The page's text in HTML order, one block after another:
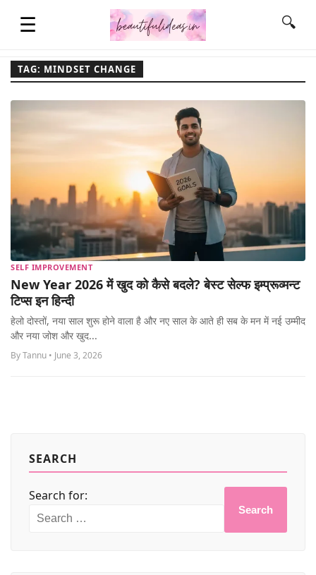
☰
FASHION & STYLE
CONTACT NAME IDEAS
MORE
🔍
TAG: MINDSET CHANGE
SELF IMPROVEMENT
New Year 2026 में खुद को कैसे बदले? बेस्ट सेल्फ इम्प्रूव्मन्ट
टिप्स इन हिन्दी
हेलो दोस्तों, नया साल शुरू होने वाला है और नए साल के आते ही सब के मन में नई उम्मीद
और नया जोश और खुद...
By Tannu • June 3, 2026
SEARCH
Search for:
Search